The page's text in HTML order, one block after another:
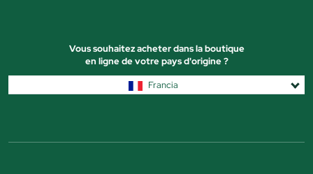
Vous souhaitez acheter dans la boutique
en ligne de votre pays d'origine ?
Francia